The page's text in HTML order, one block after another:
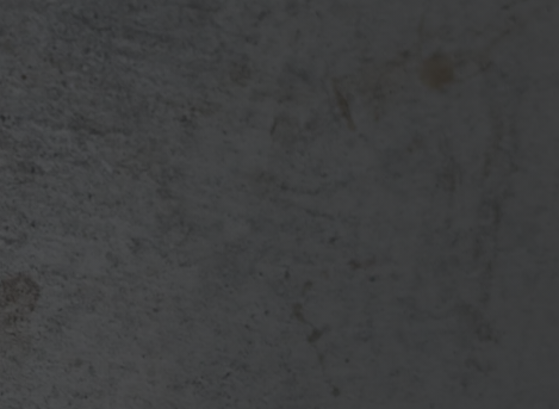
Mettre un bien en conformité avec